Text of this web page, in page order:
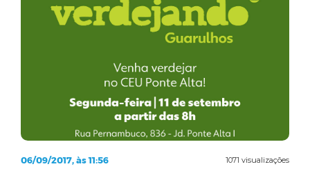
1071 visualizações
06/09/2017, às 11:56